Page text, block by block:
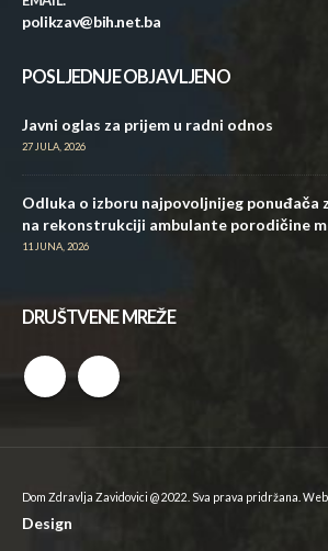
polikzav@bih.net.ba
POSLJEDNJE OBJAVLJENO
Javni oglas za prijem u radni odnos
27 JULA, 2026
Odluka o izboru najpovoljnijeg ponuđača
na rekonstrukciji ambulante porodičine
11 JUNA, 2026
DRUŠTVENE MREŽE
Dom Zdravlja Zavidovici @ 2022. Sva prava pridržana.
Design